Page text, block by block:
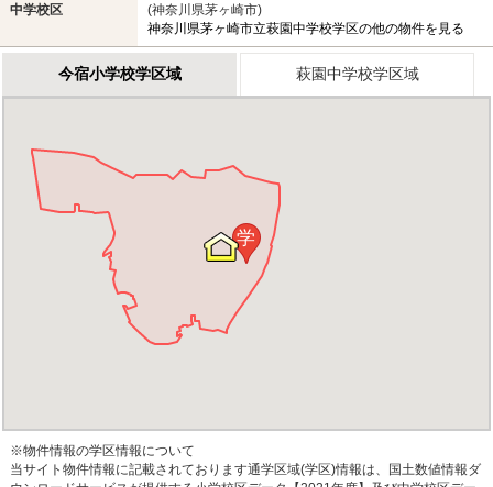
中学校区
(神奈川県茅ヶ崎市)
神奈川県茅ヶ崎市立萩園中学校学区の他の物件を見る
今宿小学校学区域 萩園中学校学区域
学
※物件情報の学区情報について
当サイト物件情報に記載されております通学区域(学区)情報は、国土数値情報ダ